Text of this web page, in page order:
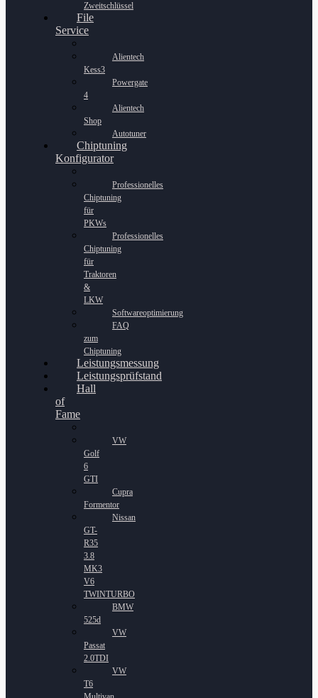
Zweitschlüssel
File
Service
Alientech
Kess3
Powergate
4
Alientech
Shop
Autotuner
Chiptuning
Konfigurator
Professionelles
Chiptuning
für
PKWs
Professionelles
Chiptuning
für
Traktoren
&
LKW
Softwareoptimierung
FAQ
zum
Chiptuning
Leistungsmessung
Leistungsprüfstand
Hall
of
Fame
VW
Golf
6
GTI
Cupra
Formentor
Nissan
GT-
R35
3.8
MK3
V6
TWINTURBO
BMW
525d
VW
Passat
2.0TDI
VW
T6